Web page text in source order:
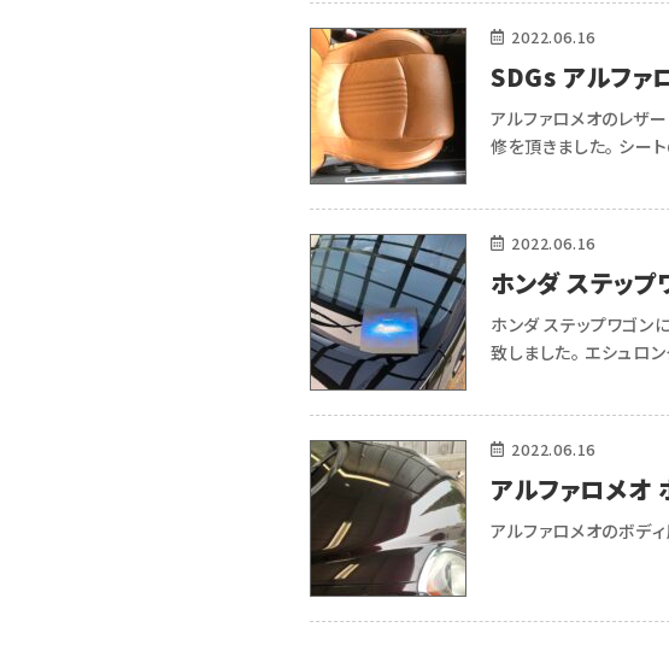
2022.06.16
SDGs アルファ
ペア
アルファロメオのレザ
修を頂きました。 シー
2022.06.16
ホンダ ステップ
ング
ホンダ ステップワゴン
致しました。 エシュロ
2022.06.16
アルファロメオ
アルファロメオのボ